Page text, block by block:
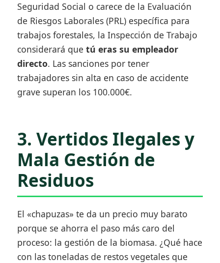
Seguridad Social o carece de la Evaluación
de Riesgos Laborales (PRL) específica para
trabajos forestales, la Inspección de Trabajo
considerará que tú eras su empleador
directo. Las sanciones por tener
trabajadores sin alta en caso de accidente
grave superan los 100.000€.
3. Vertidos Ilegales y
Mala Gestión de
Residuos
El «chapuzas» te da un precio muy barato
porque se ahorra el paso más caro del
proceso: la gestión de la biomasa. ¿Qué hace
con las toneladas de restos vegetales que